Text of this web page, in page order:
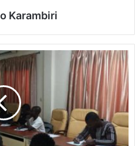
Karambiri